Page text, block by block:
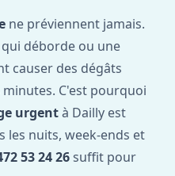
ne préviennent jamais.
déborde ou une
causer des dégâts
C'est pourquoi
urgentà Dailly est
les nuits, week-ends et
53 24 26 suffit pour